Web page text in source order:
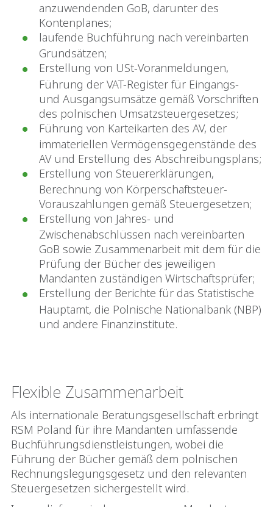
anzuwendenden GoB, darunter des
Kontenplanes;
laufende Buchführung nach vereinbarten
Grundsätzen;
Erstellung von USt-Voranmeldungen,
Führung der VAT-Register für Eingangs-
und Ausgangsumsätze gemäß Vorschriften
des polnischen Umsatzsteuergesetzes;
Führung von Karteikarten des AV, der
immateriellen Vermögensgegenstände des
AV und Erstellung des Abschreibungsplans;
Erstellung von Steuererklärungen,
Berechnung von Körperschaftsteuer-
Vorauszahlungen gemäß Steuergesetzen;
Erstellung von Jahres- und
Zwischenabschlüssen nach vereinbarten
GoB sowie Zusammenarbeit mit dem für die
Prüfung der Bücher des jeweiligen
Mandanten zuständigen Wirtschaftsprüfer;
Erstellung der Berichte für das Statistische
Hauptamt, die Polnische Nationalbank (NBP)
und andere Finanzinstitute.
Flexible Zusammenarbeit
Als internationale Beratungsgesellschaft erbringt
RSM Poland für ihre Mandanten umfassende
Buchführungsdienstleistungen, wobei die
Führung der Bücher gemäß dem polnischen
Rechnungslegungsgesetz und den relevanten
Steuergesetzen sichergestellt wird.